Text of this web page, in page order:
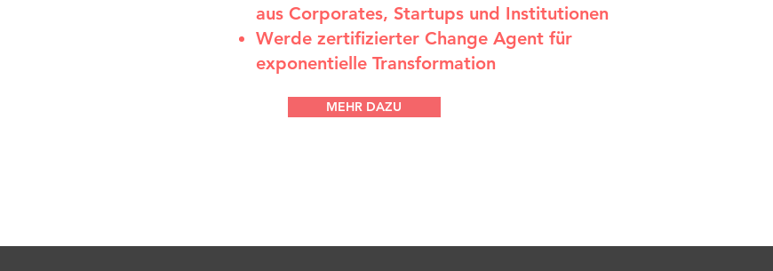
aus Corporates, Startups und Institutionen
Werde zertifizierter Change Agent für
exponentielle Transformation
MEHR DAZU